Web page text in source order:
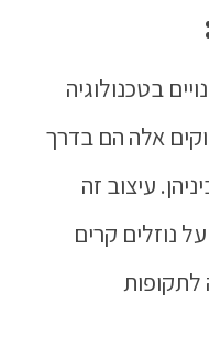
בטכנולוגיה
אלה הם בדרך
עיצוב זה
נוזלים קרים
לתקופות